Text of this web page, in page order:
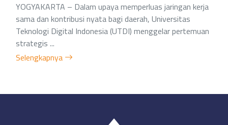
YOGYAKARTA – Dalam upaya memperluas jaringan kerja
sama dan kontribusi nyata bagi daerah, Universitas
Teknologi Digital Indonesia (UTDI) menggelar pertemuan
strategis ...
Selengkapnya